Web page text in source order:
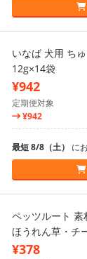
いなば 犬用 ち
12g×14袋
¥942
定期便対象
¥942
最短 8/8（土） に
ペッツルート
ほうれん草・チ
¥378